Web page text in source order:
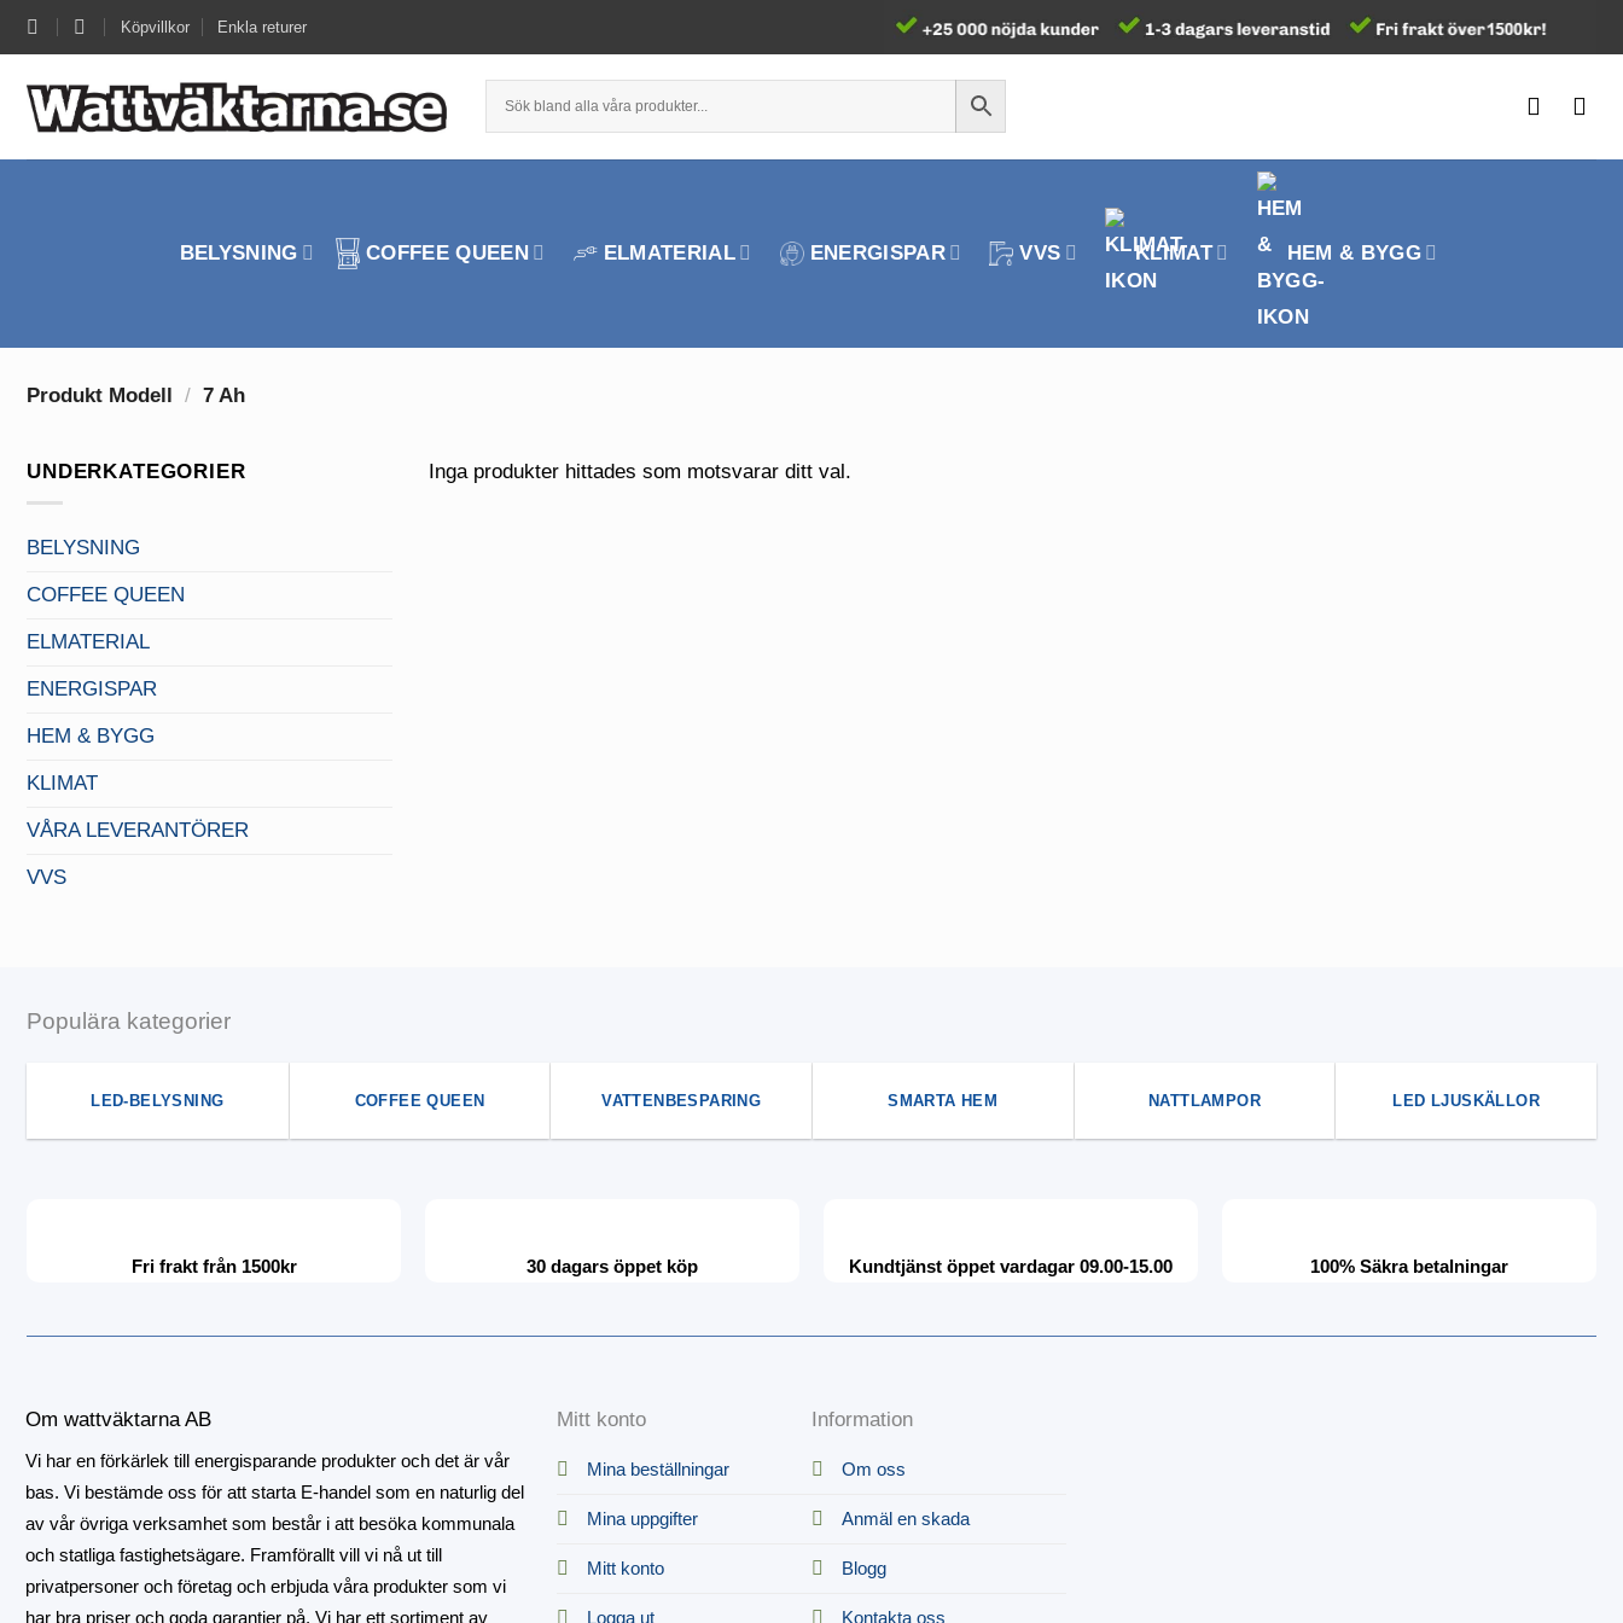
Skip
Köpvillkor Enkla returer
BELYSNING COFFEE QUEEN ELMATERIAL ENERGISPAR VVS KLIMAT HEM & BYGG
Produkt Modell / 7 Ah
UNDERKATEGORIER
BELYSNING
COFFEE QUEEN
ELMATERIAL
ENERGISPAR
HEM & BYGG
KLIMAT
VÅRA LEVERANTÖRER
VVS
Inga produkter hittades som motsvarar ditt val.
Populära kategorier
LED-BELYSNING COFFEE QUEEN VATTENBESPARING SMARTA HEM NATTLAMPOR LED LJUSKÄLLOR
Fri frakt från 1500kr 30 dagars öppet köp Kundtjänst öppet vardagar 09.00-15.00 100% Säkra betalningar
Om wattväktarna AB
Vi har en förkärlek till energisparande produkter och det är vår
bas. Vi bestämde oss för att starta E-handel som en naturlig del
av vår övriga verksamhet som består i att besöka kommunala
och statliga fastighetsägare. Framförallt vill vi nå ut till
privatpersoner och företag och erbjuda våra produkter som vi
har bra priser och goda garantier på. Vi har ett sortiment av
Mitt konto
Mina beställningar
Mina uppgifter
Mitt konto
Logga ut
Information
Om oss
Anmäl en skada
Blogg
Kontakta oss